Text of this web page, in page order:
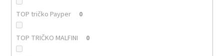
TOP tričko Payper 0
TOP TRIČKO MALFINI 0